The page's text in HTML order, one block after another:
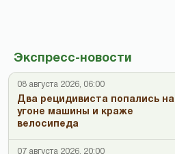
Экспресс-новости
08 августа 2026, 06:00
Два рецидивиста попались на
угоне машины и краже
велосипеда
07 августа 2026, 20:00